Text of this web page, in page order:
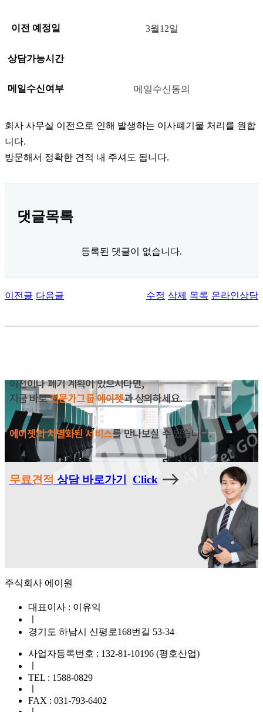
이전 예정일 3월12일
상담가능시간
메일수신여부 메일수신동의
회사 사무실 이전으로 인해 발생하는 이사폐기물 처리를 원합
니다.
방문해서 정확한 견적 내 주셔도 됩니다.
댓글목록
등록된 댓글이 없습니다.
이전글 다음글 수정 삭제 목록 온라인상담
이전이나 폐기 계획이 있으시다면,
지금 바로전문가그룹 에이젯과 상의하세요.
에이젯의 차별화된 서비스를 만나보실 수 있습니다.
무료견적 상담 바로가기 Click
주식회사 에이원
대표이사 : 이유익
경기도 하남시 신평로168번길 53-34
사업자등록번호 : 132-81-10196 (평호산업)
TEL : 1588-0829
FAX : 031-793-6402